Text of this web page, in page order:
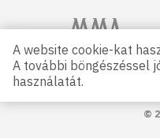
Magyar Művészeti
Petőfi Kulturális
©
A website cookie-kat
A további böngészéssel
használatát.